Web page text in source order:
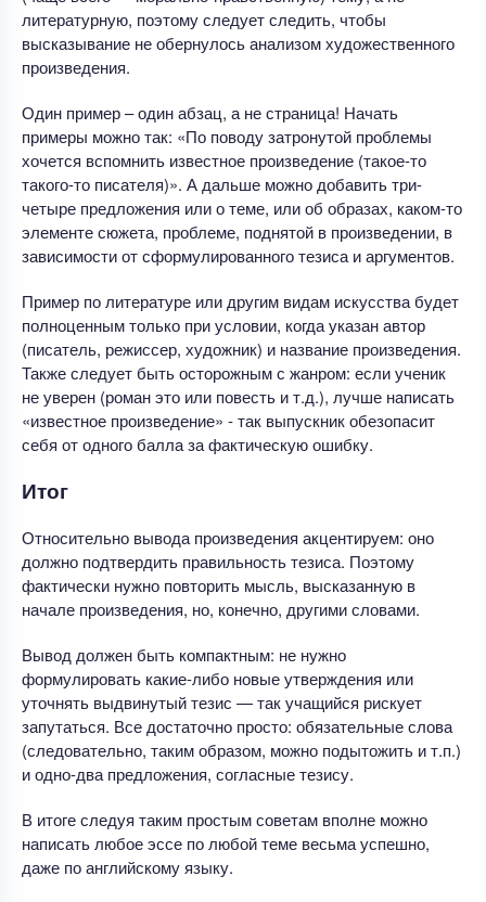
литературную, поэтому следует следить, чтобы
высказывание не обернулось анализом художественного
произведения.
Один пример – один абзац, а не страница! Начать
примеры можно так: «По поводу затронутой проблемы
хочется вспомнить известное произведение (такое-то
такого-то писателя)». А дальше можно добавить три-
четыре предложения или о теме, или об образах, каком-то
элементе сюжета, проблеме, поднятой в произведении, в
зависимости от сформулированного тезиса и аргументов.
Пример по литературе или другим видам искусства будет
полноценным только при условии, когда указан автор
(писатель, режиссер, художник) и название произведения.
Также следует быть осторожным с жанром: если ученик
не уверен (роман это или повесть и т.д.), лучше написать
«известное произведение» - так выпускник обезопасит
себя от одного балла за фактическую ошибку.
Итог
Относительно вывода произведения акцентируем: оно
должно подтвердить правильность тезиса. Поэтому
фактически нужно повторить мысль, высказанную в
начале произведения, но, конечно, другими словами.
Вывод должен быть компактным: не нужно
формулировать какие-либо новые утверждения или
уточнять выдвинутый тезис — так учащийся рискует
запутаться. Все достаточно просто: обязательные слова
(следовательно, таким образом, можно подытожить и т.п.)
и одно-два предложения, согласные тезису.
В итоге следуя таким простым советам вполне можно
написать любое эссе по любой теме весьма успешно,
даже по английскому языку.